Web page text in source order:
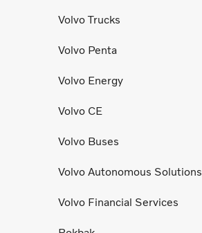
Volvo Trucks
Volvo Penta
Volvo Energy
Volvo CE
Volvo Buses
Volvo Autonomous Solutions
Volvo Financial Services